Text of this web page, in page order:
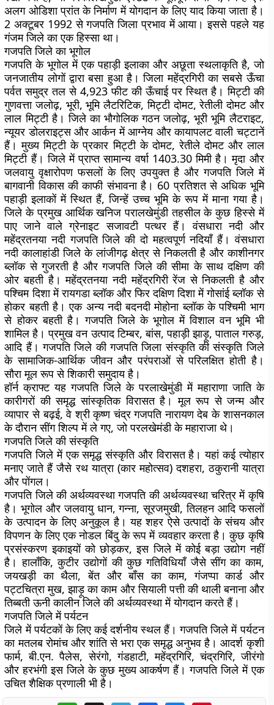
अलग ओडिशा प्रांत के निर्माण में योगदान के लिए याद किया जाता है।
2 अक्टूबर 1992 से गजपति जिला प्रभाव में आया। इससे पहले यह
गंजम जिले का एक हिस्सा था।
गजपति जिले का भूगोल
गजपति के भूगोल में एक पहाड़ी इलाका और अछूता स्थलाकृति है, जो
जनजातीय लोगों द्वारा बसा हुआ है। जिला महेंद्रगिरी का सबसे ऊँचा
पर्वत समुद्र तल से 4,923 फीट की ऊँचाई पर स्थित है। मिट्टी की
गुणवत्ता जलोढ़, भूरी, भूमि लैटरिटिक, मिट्टी दोमट, रेतीली दोमट और
लाल मिट्टी है। जिले का भौगोलिक गठन जलोढ़, भूरी भूमि लैटराइट,
न्यूयर डोलराइट्स और आर्कन में आग्नेय और कायापलट वाली चट्टानें
हैं। मुख्य मिट्टी के प्रकार मिट्टी के दोमट, रेतीले दोमट और लाल
मिट्टी हैं। जिले में प्राप्त सामान्य वर्षा 1403.30 मिमी है। मृदा और
जलवायु वृक्षारोपण फसलों के लिए उपयुक्त है और गजपति जिले में
बागवानी विकास की काफी संभावना है। 60 प्रतिशत से अधिक भूमि
पहाड़ी इलाकों में स्थित हैं, जिन्हें उच्च भूमि के रूप में माना गया है।
जिले के प्रमुख आर्थिक खनिज परालखेमुंडी तहसील के कुछ हिस्से में
पाए जाने वाले ग्रेनाइट सजावटी पत्थर हैं। वंसधारा नदी और
महेंद्रतनया नदी गजपति जिले की दो महत्वपूर्ण नदियाँ हैं। वंसधारा
नदी कालाहांडी जिले के लांजीगढ़ क्षेत्र से निकलती है और काशीनगर
ब्लॉक से गुजरती है और गजपति जिले की सीमा के साथ दक्षिण की
ओर बहती है। महेंद्रतनया नदी महेंद्रगिरी रेंज से निकलती है और
पश्चिम दिशा में रायगडा ब्लॉक और फिर दक्षिण दिशा में गोसांई ब्लॉक से
होकर बहती है। एक अन्य नदी बदनदी मोहोना ब्लॉक के पश्चिमी भाग
से होकर बहती है। गजपति जिले के भूगोल में विशाल वन भूमि भी
शामिल है। प्रमुख वन उत्पाद टिम्बर, बांस, पहाड़ी झाड़ू, पाताल गरुड़,
आदि हैं। गजपति जिले की गजपति जिला संस्कृति की संस्कृति जिले
के सामाजिक-आर्थिक जीवन और परंपराओं से परिलक्षित होती है।
सौरा मूल रूप से शिकारी समुदाय है।
हॉर्न क्राफ्टयह गजपति जिले के परलाखेमुंडी में महाराणा जाति के
कारीगरों की समृद्ध सांस्कृतिक विरासत है। मूल रूप से जन्म और
व्यापार से बढ़ई, वे श्री कृष्ण चंद्र गजपति नारायण देब के शासनकाल
के दौरान सींग शिल्प में ले गए, जो परलखेमंडी के महाराजा थे।
गजपति जिले की संस्कृति
गजपति जिले में एक समृद्ध संस्कृति और विरासत है। यहां कई त्योहार
मनाए जाते हैं जैसे रथ यात्रा (कार महोत्सव) दशहरा, ठकुरानी यात्रा
और पोंगल।
गजपति जिले की अर्थव्यवस्थागजपति की अर्थव्यवस्था चरित्र में कृषि
है। भूगोल और जलवायु धान, गन्ना, सूरजमुखी, तिलहन आदि फसलों
के उत्पादन के लिए अनुकूल है। यह शहर ऐसे उत्पादों के संचय और
विपणन के लिए एक नोडल बिंदु के रूप में व्यवहार करता है। कुछ कृषि
प्रसंस्करण इकाइयों को छोड़कर, इस जिले में कोई बड़ा उद्योग नहीं
है। हालाँकि, कुटीर उद्योगों की कुछ गतिविधियाँ जैसे सींग का काम,
जयखड़ी का थैला, बेंत और बाँस का काम, गंजप्पा कार्ड और
पट्टचित्रा मुख, झाड़ू का काम और सियाली पत्ती की थाली बनाना और
तिब्बती ऊनी कालीन जिले की अर्थव्यवस्था में योगदान करते हैं।
गजपति जिले में पर्यटन
जिले में पर्यटकों के लिए कई दर्शनीय स्थल हैं। गजपति जिले में पर्यटन
का मतलब रोमांच और शांति से भरा एक समृद्ध अनुभव है। आदर्श कृशी
फार्म, बी.एन. पैलेस, सेरंगो, गंडहाटी, महेंद्रगिरि, चंद्रगिरि, जीरंगो
और हरभंगी इस जिले के कुछ मुख्य आकर्षण हैं। गजपति जिले में एक
उचित शैक्षिक प्रणाली भी है।